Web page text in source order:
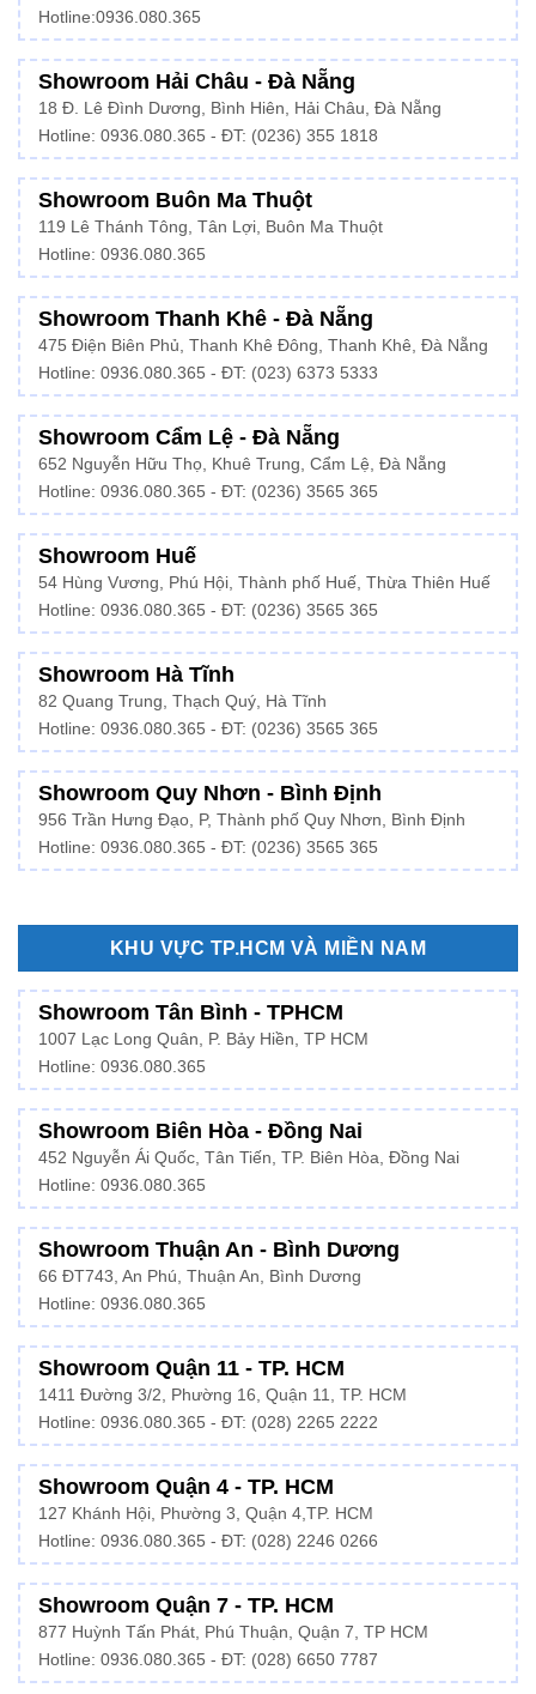
Hotline:0936.080.365
Showroom Hải Châu - Đà Nẵng
18 Đ. Lê Đình Dương, Bình Hiên, Hải Châu, Đà Nẵng
Hotline: 0936.080.365 - ĐT: (0236) 355 1818
Showroom Buôn Ma Thuột
119 Lê Thánh Tông, Tân Lợi, Buôn Ma Thuột
Hotline: 0936.080.365
Showroom Thanh Khê - Đà Nẵng
475 Điện Biên Phủ, Thanh Khê Đông, Thanh Khê, Đà Nẵng
Hotline: 0936.080.365 - ĐT: (023) 6373 5333
Showroom Cẩm Lệ - Đà Nẵng
652 Nguyễn Hữu Thọ, Khuê Trung, Cẩm Lệ, Đà Nẵng
Hotline: 0936.080.365 - ĐT: (0236) 3565 365
Showroom Huế
54 Hùng Vương, Phú Hội, Thành phố Huế, Thừa Thiên Huế
Hotline: 0936.080.365 - ĐT: (0236) 3565 365
Showroom Hà Tĩnh
82 Quang Trung, Thạch Quý, Hà Tĩnh
Hotline: 0936.080.365 - ĐT: (0236) 3565 365
Showroom Quy Nhơn - Bình Định
956 Trần Hưng Đạo, P, Thành phố Quy Nhơn, Bình Định
Hotline: 0936.080.365 - ĐT: (0236) 3565 365
KHU VỰC TP.HCM VÀ MIỀN NAM
Showroom Tân Bình - TPHCM
1007 Lạc Long Quân, P. Bảy Hiền, TP HCM
Hotline: 0936.080.365
Showroom Biên Hòa - Đồng Nai
452 Nguyễn Ái Quốc, Tân Tiến, TP. Biên Hòa, Đồng Nai
Hotline: 0936.080.365
Showroom Thuận An - Bình Dương
66 ĐT743, An Phú, Thuận An, Bình Dương
Hotline: 0936.080.365
Showroom Quận 11 - TP. HCM
1411 Đường 3/2, Phường 16, Quận 11, TP. HCM
Hotline: 0936.080.365 - ĐT: (028) 2265 2222
Showroom Quận 4 - TP. HCM
127 Khánh Hội, Phường 3, Quận 4,TP. HCM
Hotline: 0936.080.365 - ĐT: (028) 2246 0266
Showroom Quận 7 - TP. HCM
877 Huỳnh Tấn Phát, Phú Thuận, Quận 7, TP HCM
Hotline: 0936.080.365 - ĐT: (028) 6650 7787